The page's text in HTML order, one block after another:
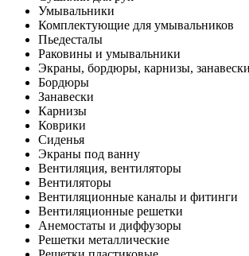
Умывальники
Комплектующие для умывальников
Пьедесталы
Раковины и умывальники
Экраны, бордюры, карнизы,
Бордюры
Занавески
Карнизы
Коврики
Сиденья
Экраны под ванну
Вентиляция, вентиляторы
Вентиляторы
Вентиляционные каналы и фитинги
Вентиляционные решетки
Анемостаты и диффузоры
Решетки металлические